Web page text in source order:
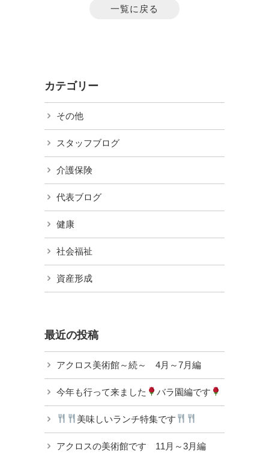
一覧に戻る
カテゴリー
その他
スタッフブログ
介護保険
代表ブログ
健康
社会福祉
資産形成
最近の投稿
アクロス美術館～続～ 4月～7月編
今年も行って来ました バラ園編です
美味しいランチ特集です
アクロスの美術館です 11月～3月編